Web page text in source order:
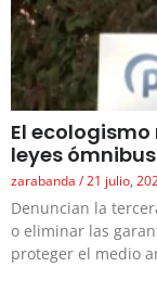
El
leyes
zarabanda 21 julio,
Denuncian la
o eliminar las
proteger el medio